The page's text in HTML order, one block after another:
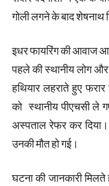
गोली लगने के बाद शेषनाथ
इधर फायरिंग की आवाज
पहले की स्थानीय लोग
हथियार लहराते हुए
को स्थानीय पीएचसी ले
अस्पताल रेफर कर
उनकी मौत हो गई।
घटना की जानकारी